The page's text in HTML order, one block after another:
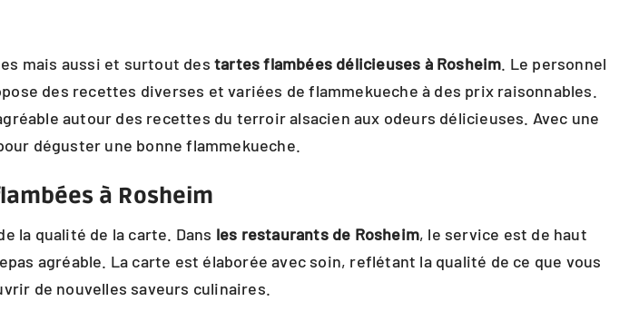
mais aussi et surtout des tartes flambées délicieuses à Rosheim. Le personnel
des recettes diverses et variées de flammekueche à des prix raisonnables.
autour des recettes du terroir alsacien aux odeurs délicieuses. Avec une
déguster une bonne flammekueche.
à Rosheim
la qualité de la carte. Dans les restaurants de Rosheim, le service est de haut
agréable. La carte est élaborée avec soin, reflétant la qualité de ce que vous
de nouvelles saveurs culinaires.